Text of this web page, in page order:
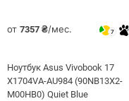
от 7357 ₴/мес. 7
Ноутбук Asus Vivobook 17
X1704VA-AU984 (90NB13X2-
M00HB0) Quiet Blue